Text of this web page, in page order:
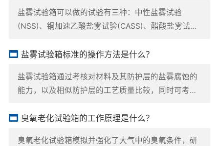
盐雾试验箱可以做的试验有三种：中性盐雾试验
(NSS)、铜加速乙酸盐雾试验(CASS)、醋酸盐雾试验
样，就连箱体的设计与结构可能也有所不同。
盐雾试验箱标准的操作方法是什么？
盐雾试验箱通过考核对材料及其防护层的盐雾腐蚀的
能力，以及相似防护层的工艺质量比较，同时可考核
金属材料的防护层以及工业产品的盐雾腐蚀试验。
臭氧老化试验箱的工作原理是什么？
臭氧老化试验箱模拟并强化了大气中的臭氧条件，研